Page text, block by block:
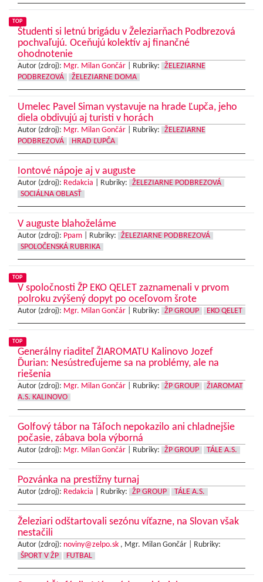
TOP
Študenti si letnú brigádu v Železiarňach Podbrezová
pochvaľujú. Oceňujú kolektív aj finančné
ohodnotenie
Autor (zdroj): Mgr. Milan Gončár Rubriky:
ŽELEZIARNE
PODBREZOVÁ
ŽELEZIARNE DOMA
Umelec Pavel Siman vystavuje na hrade Ľupča, jeho
diela obdivujú aj turisti v horách
Autor (zdroj): Mgr. Milan Gončár Rubriky:
ŽELEZIARNE
PODBREZOVÁ
HRAD ĽUPČA
Iontové nápoje aj v auguste
Autor (zdroj): Redakcia Rubriky:
ŽELEZIARNE PODBREZOVÁ
SOCIÁLNA OBLASŤ
V auguste blahoželáme
Autor (zdroj): Ppam Rubriky:
ŽELEZIARNE PODBREZOVÁ
SPOLOČENSKÁ RUBRIKA
TOP
V spoločnosti ŽP EKO QELET zaznamenali v prvom
polroku zvýšený dopyt po oceľovom šrote
Autor (zdroj): Mgr. Milan Gončár Rubriky: ŽP GROUP EKO QELET
TOP
Generálny riaditeľ ŽIAROMATU Kalinovo Jozef
Ďurian: Nesústreďujeme sa na problémy, ale na
riešenia
Autor (zdroj): Mgr. Milan Gončár Rubriky: ŽP GROUP
ŽIAROMAT
A.S. KALINOVO
Golfový tábor na Táľoch nepokazilo ani chladnejšie
počasie, zábava bola výborná
Autor (zdroj): Mgr. Milan Gončár Rubriky: ŽP GROUP TÁLE A.S.
Pozvánka na prestížny turnaj
Autor (zdroj): Redakcia Rubriky: ŽP GROUP TÁLE A.S.
Železiari odštartovali sezónu víťazne, na Slovan však
nestačili
Autor (zdroj): noviny@zelpo.sk , Mgr. Milan Gončár |
Rubriky:
ŠPORT V ŽP
FUTBAL